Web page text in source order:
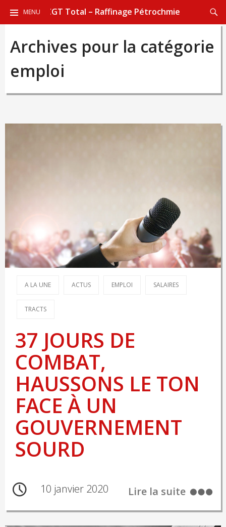
CGT Total – Raffinage Pétrochmie
MENU
AU
PRINCIPAL
Archives pour la catégorie
emploi
A LA UNE ACTUS EMPLOI SALAIRES
TRACTS
37 JOURS DE
COMBAT,
HAUSSONS LE TON
FACE À UN
GOUVERNEMENT
SOURD
10 janvier 2020 Lire la suite